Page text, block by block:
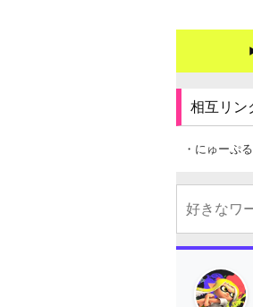
相互リン
・にゅーぷる